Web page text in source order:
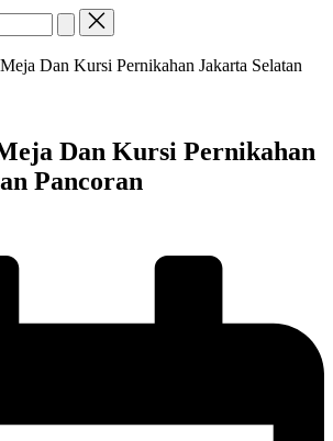
Dan Kursi Pernikahan Jakarta Selatan
Dan Kursi Pernikahan
Pancoran